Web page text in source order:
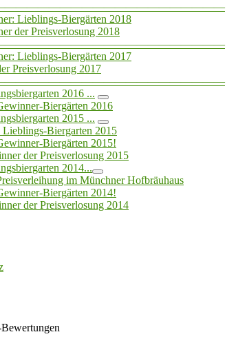
Lieblings-Biergärten 2018
der Preisverlosung 2018
Lieblings-Biergärten 2017
Preisverlosung 2017
2016 ...
Biergärten 2016
2015 ...
Biergarten 2015
Biergärten 2015!
der Preisverlosung 2015
2014...
im Münchner Hofbräuhaus
Biergärten 2014!
der Preisverlosung 2014